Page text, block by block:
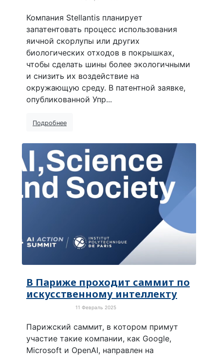
Компания Stellantis планирует
запатентовать процесс использования
яичной скорлупы или других
биологических отходов в покрышках,
чтобы сделать шины более экологичными
и снизить их воздействие на
окружающую среду. В патентной заявке,
опубликованной Упр...
Подробнее
В Париже проходит саммит по
искусственному интеллекту
11 Февраль 2025
Парижский саммит, в котором примут
участие такие компании, как Google,
Microsoft и OpenAI, направлен на